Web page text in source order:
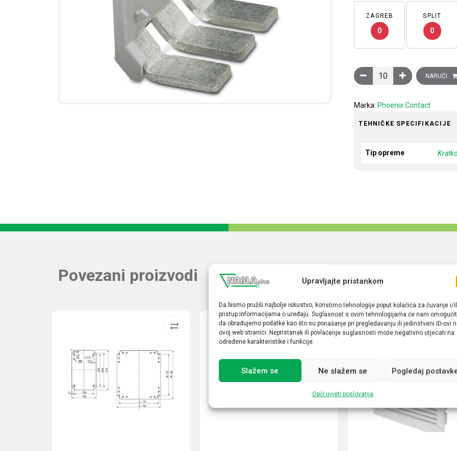
Upravljajte pristankom
Da bismo pružili najbolje iskustvo, koristimo tehnologije poput kolačića za čuvanje i/
pristup informacijama o uređaju. Suglasnost s ovim tehnologijama će nam
da obrađujemo podatke kao što su ponašanje pri pregledavanju ili jedinstveni ID-ovi
ovoj web stranici. Nepristanak ili povlačenje suglasnosti može negativno utjecati na
određene karakteristike i funkcije.
Slažem se Ne slažem se Pogledaj
Opći uvjeti poslovanja
ZAGREB
0
SPLIT
0
Kratkospojnik, 3-polni,
NARUČI
Marka: Phoenix Contact
TEHNIČKE SPECIFIKACIJE
Tip opreme
Povezani proizvodi